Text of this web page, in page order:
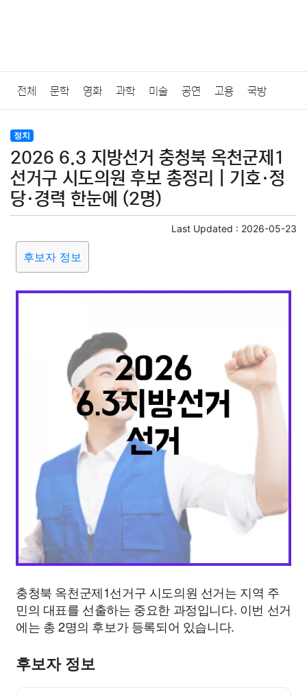
전체 문학 영화 과학 미술 공연 고용 국방
법률
질병 가요 방송 일상 주식 암호화폐 블록체인
결혼 육아 반려동물 패션
요리 상품리뷰
외국어 교육 교통 생활
정치
2026 6.3 지방선거 충청북 옥천군제1
선거구 시도의원 후보 총정리｜기호·정
당·경력 한눈에 (2명)
Last Updated : 2026-05-23
후보자 정보
충청북 옥천군제1선거구 시도의원 선거는 지역 주
민의 대표를 선출하는 중요한 과정입니다. 이번 선거
에는 총 2명의 후보가 등록되어 있습니다.
후보자 정보